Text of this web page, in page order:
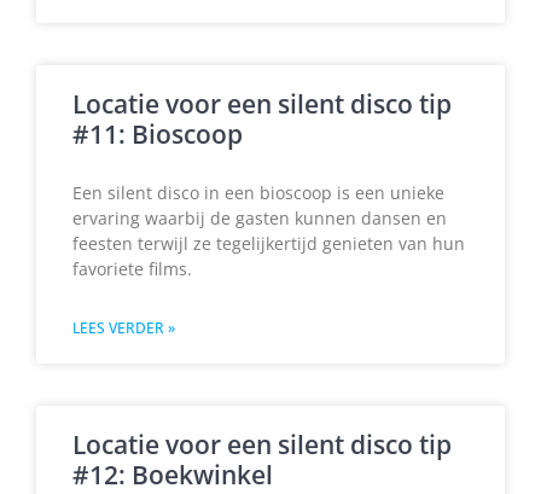
Locatie voor een silent disco tip
#11: Bioscoop
Een silent disco in een bioscoop is een unieke
ervaring waarbij de gasten kunnen dansen en
feesten terwijl ze tegelijkertijd genieten van hun
favoriete films.
LEES VERDER »
Locatie voor een silent disco tip
#12: Boekwinkel